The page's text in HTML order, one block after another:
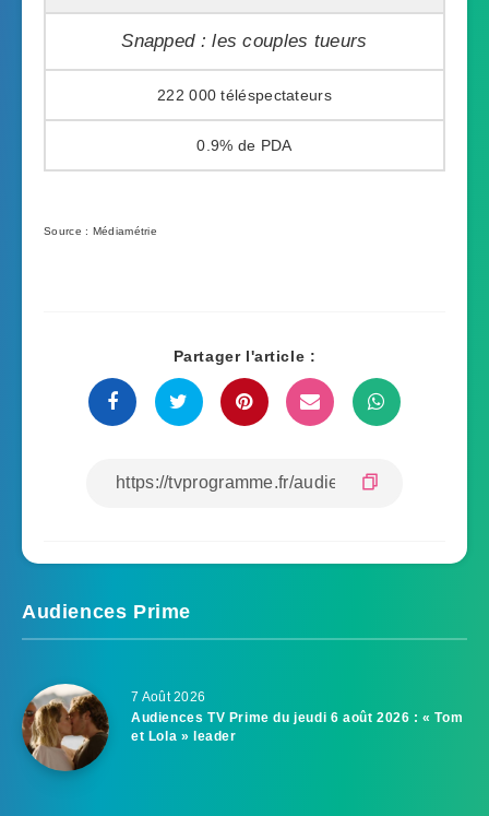
Snapped : les couples tueurs
222 000
0.9%
Source : Médiamétrie
Partager l'article :
Audiences Prime
7 Août 2026
Audiences TV Prime du jeudi 6 août 2026 : « Tom
et Lola » leader